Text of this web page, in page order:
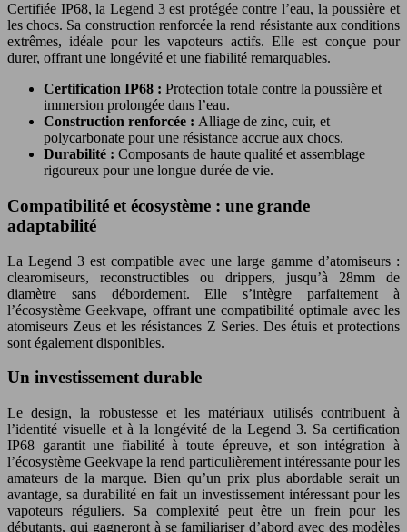
Certifiée IP68, la Legend 3 est protégée contre l’eau, la poussière et
les chocs. Sa construction renforcée la rend résistante aux conditions
extrêmes, idéale pour les vapoteurs actifs. Elle est conçue pour
durer, offrant une longévité et une fiabilité remarquables.
Certification IP68 : Protection totale contre la poussière et
immersion prolongée dans l’eau.
Construction renforcée : Alliage de zinc, cuir, et
polycarbonate pour une résistance accrue aux chocs.
Durabilité : Composants de haute qualité et assemblage
rigoureux pour une longue durée de vie.
Compatibilité et écosystème : une grande
adaptabilité
La Legend 3 est compatible avec une large gamme d’atomiseurs :
clearomiseurs, reconstructibles ou drippers, jusqu’à 28mm de
diamètre sans débordement. Elle s’intègre parfaitement à
l’écosystème Geekvape, offrant une compatibilité optimale avec les
atomiseurs Zeus et les résistances Z Series. Des étuis et protections
sont également disponibles.
Un investissement durable
Le design, la robustesse et les matériaux utilisés contribuent à
l’identité visuelle et à la longévité de la Legend 3. Sa certification
IP68 garantit une fiabilité à toute épreuve, et son intégration à
l’écosystème Geekvape la rend particulièrement intéressante pour les
amateurs de la marque. Bien qu’un prix plus abordable serait un
avantage, sa durabilité en fait un investissement intéressant pour les
vapoteurs réguliers. Sa complexité peut être un frein pour les
débutants, qui gagneront à se familiariser d’abord avec des modèles